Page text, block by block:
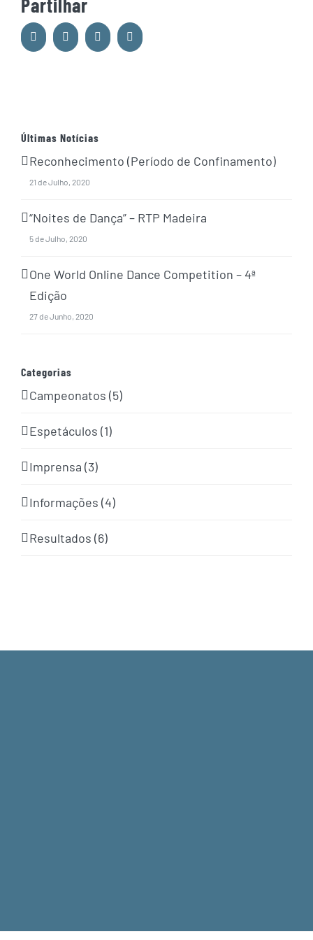
Partilhar
FacebookWhatsappGoogle+ Email
Últimas Notícias
Reconhecimento (Período de Confinamento)
21 de Julho, 2020
“Noites de Dança” – RTP Madeira
5 de Julho, 2020
One World Online Dance Competition – 4ª
Edição
27 de Junho, 2020
Categorias
Campeonatos (5)
Espetáculos (1)
Imprensa (3)
Informações (4)
Resultados (6)